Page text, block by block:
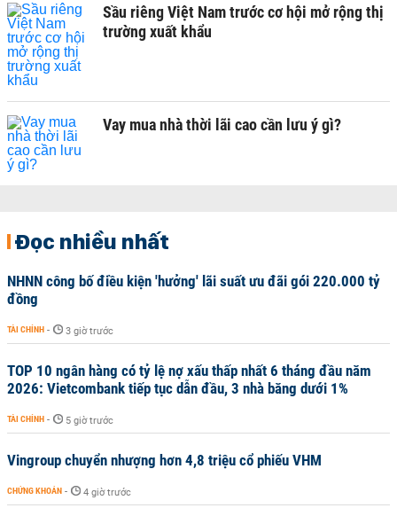
Sầu riêng Việt Nam trước cơ hội mở rộng thị
trường xuất khẩu
Vay mua nhà thời lãi cao cần lưu ý gì?
Đọc nhiều nhất
NHNN công bố điều kiện 'hưởng' lãi suất ưu đãi gói 220.000 tỷ
đồng
TÀI CHÍNH - 3 giờ trước
TOP 10 ngân hàng có tỷ lệ nợ xấu thấp nhất 6 tháng đầu năm
2026: Vietcombank tiếp tục dẫn đầu, 3 nhà băng dưới 1%
TÀI CHÍNH - 5 giờ trước
Vingroup chuyển nhượng hơn 4,8 triệu cổ phiếu VHM
CHỨNG KHOÁN - 4 giờ trước